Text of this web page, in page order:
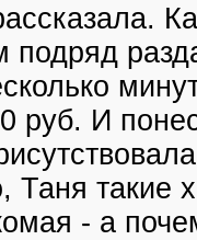
подряд
руб. И
Таня
- а